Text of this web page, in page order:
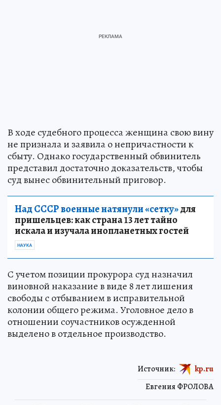
В ходе судебного процесса женщина свою вину
не признала и заявила о непричастности к
сбыту. Однако государственный обвинитель
представил достаточно доказательств, чтобы
суд вынес обвинительный приговор.
Над СССР военные натянули «сетку»для
пришельцев: как страна 13 лет тайно
искала и изучала инопланетных гостей
НАУКА
С учетом позиции прокурора суд назначил
виновной наказание в виде 8 лет лишения
свободы с отбыванием в исправительной
колонии общего режима. Уголовное дело в
отношении соучастников осужденной
выделено в отдельное производство.
Евгения ФРОЛОВА
Источник: kp.ru